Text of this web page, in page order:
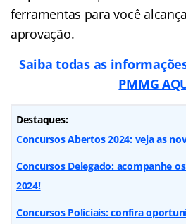
ferramentas para você
aprovação.
Saiba todas as
PMMG
Destaques:
Concursos Abertos 2024: veja as
Concursos Delegado: acompanhe
2024!
Concursos Policiais: confira